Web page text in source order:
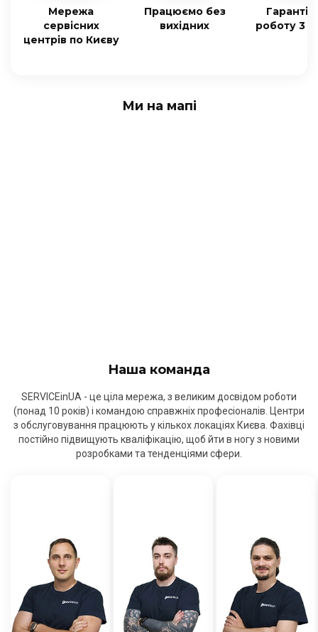
Мережа
сервісних
центрів по Києву
Працюємо без
вихідних
Гарантія
роботу 3
Ми на мапі
Наша команда
SERVICEinUA - це ціла мережа, з великим досвідом роботи
(понад 10 років) і командою справжніх професіоналів. Центри
з обслуговування працюють у кількох локаціях Києва. Фахівці
постійно підвищують кваліфікацію, щоб йти в ногу з новими
розробками та тенденціями сфери.